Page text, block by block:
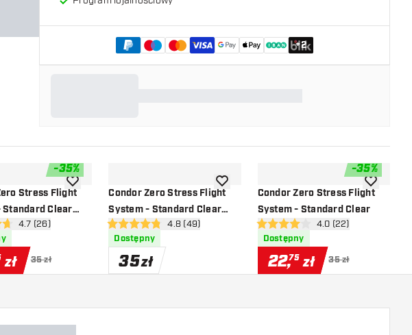
+2
-35%
Stress Flight
Standard Clear
otwórz panel recenzji
oceny
4.7 (26)
zł 35 zł
dodaj do listy życzeńCondor Zero Stress Flight
System - Standard Clear
Blue
otwórz panel recenzji
4.8 gwiazdki oceny4.8 (49)
Dostępny
35zł
dodaj do listy życzeń
-35%
Condor Zero Stress Flight
System - Standard Clear
otwórz panel recenzji
4 gwiazdki oceny4.0 (22)
Dostępny
22,75 zł 35 zł
dodaj do